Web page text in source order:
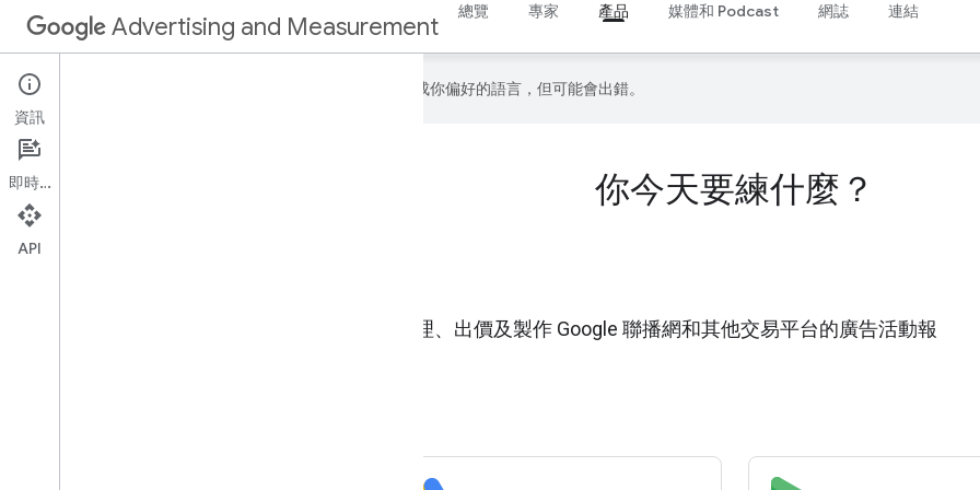
Advertising and Measurement
總覽 專家 產品 媒體和 Podcast 網誌 連結
Google 會運用 AI 技術將內容翻譯成你偏好的語言，但可能會出錯。
你今天要練什麼？
廣告主可透過工具和 API，以程式輔助方式管理、出價及製作 Google 聯播網和其他交易平台的廣告活動報
資訊
即時通訊
API